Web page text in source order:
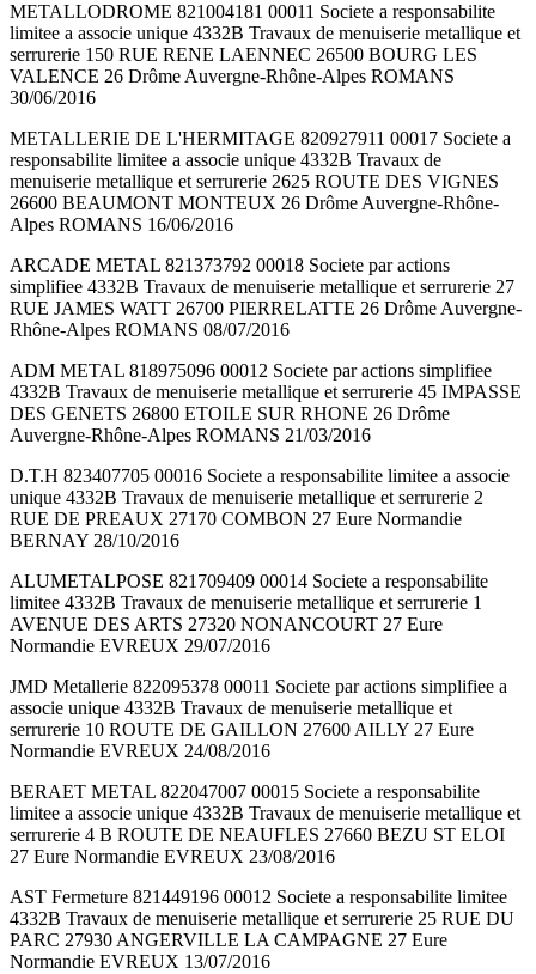
METALLODROME 821004181 00011 Societe a responsabilite
limitee a associe unique 4332B Travaux de menuiserie metallique et
serrurerie 150 RUE RENE LAENNEC 26500 BOURG LES
VALENCE 26 Drôme Auvergne-Rhône-Alpes ROMANS
30/06/2016
METALLERIE DE L'HERMITAGE 820927911 00017 Societe a
responsabilite limitee a associe unique 4332B Travaux de
menuiserie metallique et serrurerie 2625 ROUTE DES VIGNES
26600 BEAUMONT MONTEUX 26 Drôme Auvergne-Rhône-
Alpes ROMANS 16/06/2016
ARCADE METAL 821373792 00018 Societe par actions
simplifiee 4332B Travaux de menuiserie metallique et serrurerie 27
RUE JAMES WATT 26700 PIERRELATTE 26 Drôme Auvergne-
Rhône-Alpes ROMANS 08/07/2016
ADM METAL 818975096 00012 Societe par actions simplifiee
4332B Travaux de menuiserie metallique et serrurerie 45 IMPASSE
DES GENETS 26800 ETOILE SUR RHONE 26 Drôme
Auvergne-Rhône-Alpes ROMANS 21/03/2016
D.T.H 823407705 00016 Societe a responsabilite limitee a associe
unique 4332B Travaux de menuiserie metallique et serrurerie 2
RUE DE PREAUX 27170 COMBON 27 Eure Normandie
BERNAY 28/10/2016
ALUMETALPOSE 821709409 00014 Societe a responsabilite
limitee 4332B Travaux de menuiserie metallique et serrurerie 1
AVENUE DES ARTS 27320 NONANCOURT 27 Eure
Normandie EVREUX 29/07/2016
JMD Metallerie 822095378 00011 Societe par actions simplifiee a
associe unique 4332B Travaux de menuiserie metallique et
serrurerie 10 ROUTE DE GAILLON 27600 AILLY 27 Eure
Normandie EVREUX 24/08/2016
BERAET METAL 822047007 00015 Societe a responsabilite
limitee a associe unique 4332B Travaux de menuiserie metallique et
serrurerie 4 B ROUTE DE NEAUFLES 27660 BEZU ST ELOI
27 Eure Normandie EVREUX 23/08/2016
AST Fermeture 821449196 00012 Societe a responsabilite limitee
4332B Travaux de menuiserie metallique et serrurerie 25 RUE DU
PARC 27930 ANGERVILLE LA CAMPAGNE 27 Eure
Normandie EVREUX 13/07/2016